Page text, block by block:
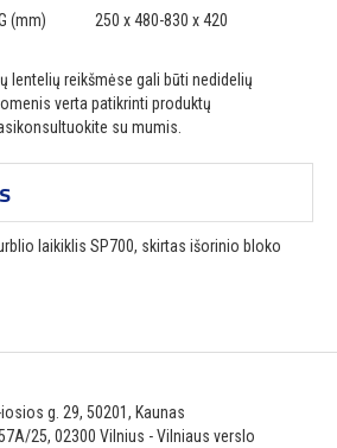
(mm) 250 x 480-830 x 420
lentelių reikšmėse gali būti nedidelių
verta patikrinti produktų
su mumis.
laikiklis SP700, skirtas išorinio bloko
g. 29, 50201, Kaunas
25, 02300 Vilnius - Vilniaus verslo